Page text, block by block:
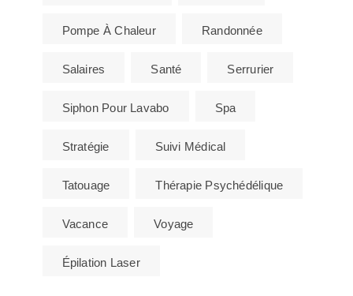
Pompe À Chaleur Randonnée
Salaires Santé Serrurier
Siphon Pour Lavabo Spa
Stratégie Suivi Médical
Tatouage Thérapie Psychédélique
Vacance Voyage
Épilation Laser